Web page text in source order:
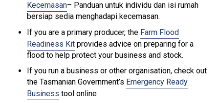
Kecemasan– Panduan untuk individu dan isi rumah
bersiap sedia menghadapi kecemasan.
If you are a primary producer, the Farm Flood
Readiness Kit provides advice on preparing for a
flood to help protect your business and stock.
If you run a business or other organisation, check out
the Tasmanian Government’s Emergency Ready
Business tool online